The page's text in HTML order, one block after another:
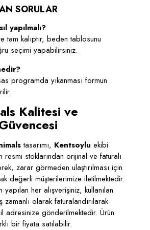
SORULAR
yapılmalı?
tam kalıptır, beden tablosunu
seçimi yapabilirsiniz.
programda yıkanması formun
Kalitesi ve
tasarımı, Kentsoylu ekibi
resmi stoklarından orijinal ve faturalı
zarar görmeden ulaştırılması için
değerli müşterilerimize iletilmektedir.
her alışverişiniz, kullanılan
olarak faturalandırılarak
adresinize gönderilmektedir. Ürün
bir fiyata satılabilir.